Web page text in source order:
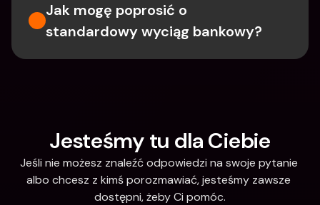
Jak mogę poprosić o
standardowy wyciąg bankowy?
Jesteśmy tu dla Ciebie
Jeśli nie możesz znaleźć odpowiedzi na swoje pytanie
albo chcesz z kimś porozmawiać, jesteśmy zawsze
dostępni, żeby Ci pomóc.